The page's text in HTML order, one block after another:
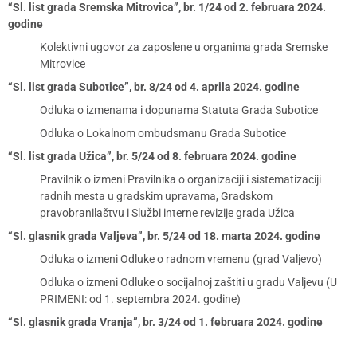
“Sl. list grada Sremska Mitrovica”, br. 1/24 od 2. februara 2024.
godine
Kolektivni ugovor za zaposlene u organima grada Sremske
Mitrovice
“Sl. list grada Subotice”, br. 8/24 od 4. aprila 2024. godine
Odluka o izmenama i dopunama Statuta Grada Subotice
Odluka o Lokalnom ombudsmanu Grada Subotice
“Sl. list grada Užica”, br. 5/24 od 8. februara 2024. godine
Pravilnik o izmeni Pravilnika o organizaciji i sistematizaciji
radnih mesta u gradskim upravama, Gradskom
pravobranilaštvu i Službi interne revizije grada Užica
“Sl. glasnik grada Valjeva”, br. 5/24 od 18. marta 2024. godine
Odluka o izmeni Odluke o radnom vremenu (grad Valjevo)
Odluka o izmeni Odluke o socijalnoj zaštiti u gradu Valjevu (U
PRIMENI: od 1. septembra 2024. godine)
“Sl. glasnik grada Vranja”, br. 3/24 od 1. februara 2024. godine